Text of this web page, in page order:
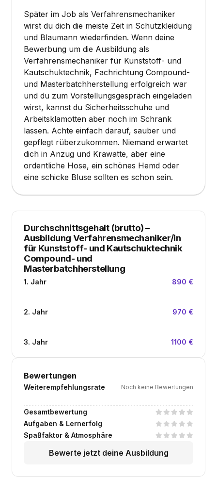
Später im Job als Verfahrensmechaniker
wirst du dich die meiste Zeit in Schutzkleidung
und Blaumann wiederfinden. Wenn deine
Bewerbung um die Ausbildung als
Verfahrensmechaniker für Kunststoff- und
Kautschuktechnik, Fachrichtung Compound-
und Masterbatchherstellung erfolgreich war
und du zum Vorstellungsgespräch eingeladen
wirst, kannst du Sicherheitsschuhe und
Arbeitsklamotten aber noch im Schrank
lassen. Achte einfach darauf, sauber und
gepflegt rüberzukommen. Niemand erwartet
dich in Anzug und Krawatte, aber eine
ordentliche Hose, ein schönes Hemd oder
eine schicke Bluse sollten es schon sein.
Durchschnittsgehalt (brutto)–
Ausbildung Verfahrensmechaniker/in
für Kunststoff- und Kautschuktechnik
Compound- und
Masterbatchherstellung
1. Jahr 890 €
2. Jahr 970 €
3. Jahr 1100 €
Bewertungen
Weiterempfehlungsrate Noch keine Bewertungen
Gesamtbewertung
Aufgaben & Lernerfolg
Spaßfaktor & Atmosphäre
Bewerte jetzt deine Ausbildung